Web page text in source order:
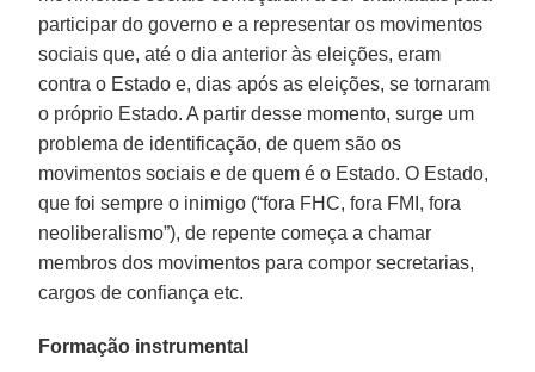
participar do governo e a representar os movimentos
sociais que, até o dia anterior às eleições, eram
contra o Estado e, dias após as eleições, se tornaram
o próprio Estado. A partir desse momento, surge um
problema de identificação, de quem são os
movimentos sociais e de quem é o Estado. O Estado,
que foi sempre o inimigo (“fora FHC, fora FMI, fora
neoliberalismo”), de repente começa a chamar
membros dos movimentos para compor secretarias,
cargos de confiança etc.
Formação instrumental